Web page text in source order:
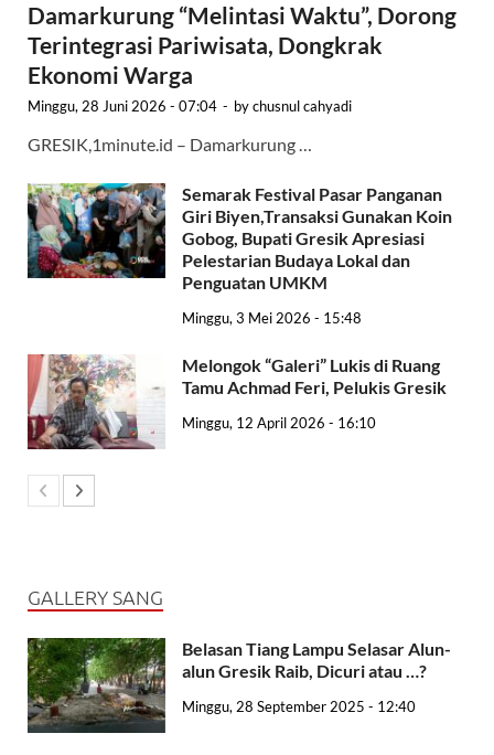
Damarkurung “Melintasi Waktu”, Dorong
Terintegrasi Pariwisata, Dongkrak
Ekonomi Warga
Minggu, 28 Juni 2026 - 07:04 - bychusnul cahyadi
GRESIK,1minute.id – Damarkurung …
Semarak Festival Pasar Panganan
Giri Biyen,Transaksi Gunakan Koin
Gobog, Bupati Gresik Apresiasi
Pelestarian Budaya Lokal dan
Penguatan UMKM
Minggu, 3 Mei 2026 - 15:48
Melongok “Galeri” Lukis di Ruang
Tamu Achmad Feri, Pelukis Gresik
Minggu, 12 April 2026 - 16:10
GALLERY SANG
Belasan Tiang Lampu Selasar Alun-
alun Gresik Raib, Dicuri atau …?
Minggu, 28 September 2025 - 12:40